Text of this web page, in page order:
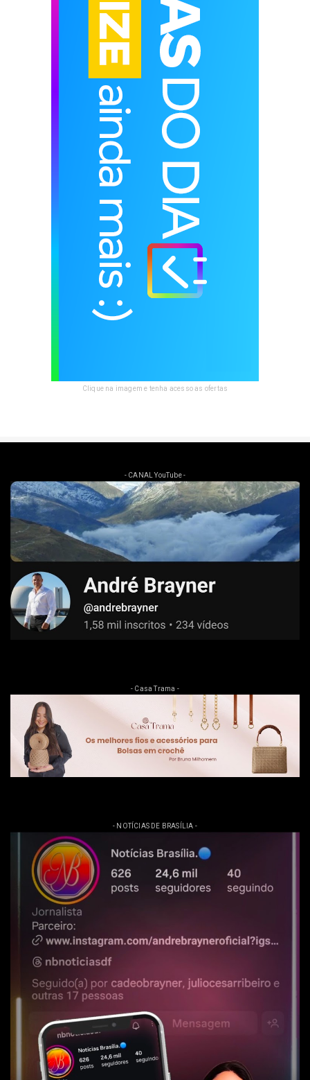
Clique na imagem e tenha acesso as ofertas
- CANAL YouTube -
- Casa Trama -
- NOTÍCIAS DE BRASÍLIA -